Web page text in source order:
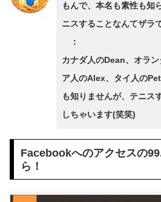
もんで、本名も素性も知
ニスすることなんてザラで
：
カナダ人のDean、オラ
ア人のAlex、タイ人の
も知りませんが、テニス
しちゃいます(笑笑)
Facebookへのアクセスの
ら！